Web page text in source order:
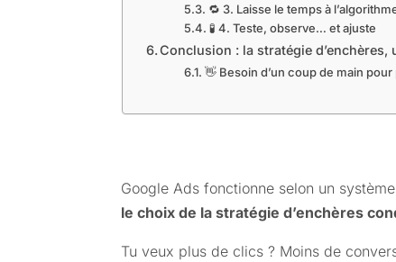
🔁 3. Laisse le temps à
🧪 4. Teste, observe… et ajuste
Conclusion : la stratégie
👋 Besoin d’un coup de main
Google Ads fonctionne selon un
le choix de la stratégie d’enchères
Tu veux plus de clics ? Moins de